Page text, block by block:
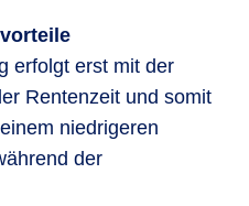
erfolgt erst mit der
Rentenzeit und somit
niedrigeren
der